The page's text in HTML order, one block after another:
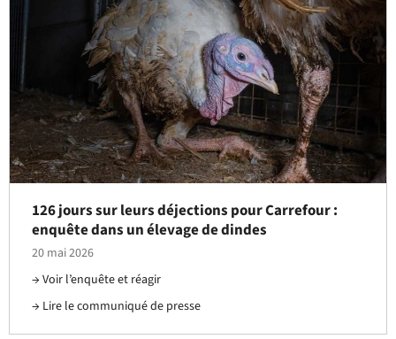
126 jours sur leurs déjections pour Carrefour :
enquête dans un élevage de dindes
20 mai 2026
Voir l’enquête et réagir
Lire le communiqué de presse